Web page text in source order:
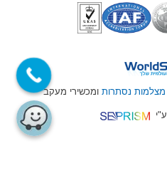
מצלמות נסתרות ומכשירי מעקב
ע"י